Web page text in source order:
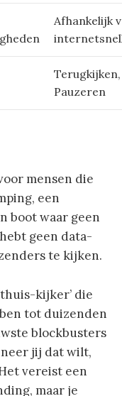
Afhankelijk
Terugkijken,
Pauzeren
mensen die
een
boot waar geen
geen data-
te kijken.
kijker’ die
tot duizenden
blockbusters
jij dat wilt,
vereist een
maar je